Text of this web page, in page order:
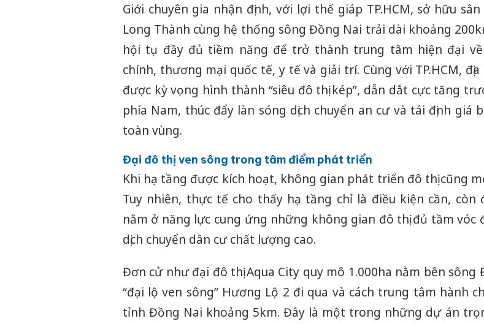
Giới chuyên gia nhận định, với lợi thế giáp TP.HCM, sở hữu
Long Thành cùng hệ thống sông Đồng Nai trải dài khoảng
hội tụ đầy đủ tiềm năng để trở thành trung tâm hiện đại
chính, thương mại quốc tế, y tế và giải trí. Cùng với TP.HCM,
được kỳ vọng hình thành “siêu đô thị kép”, dẫn dắt cực tăng
phía Nam, thúc đẩy làn sóng dịch chuyển an cư và tái định giá
toàn vùng.
Đại đô thị ven sông trong tâm điểm phát triển
Khi hạ tầng được kích hoạt, không gian phát triển đô thị cũng
Tuy nhiên, thực tế cho thấy hạ tầng chỉ là điều kiện cần, còn
nằm ở năng lực cung ứng những không gian đô thị đủ tầm vóc
dịch chuyển dân cư chất lượng cao.
Đơn cử như đại đô thị Aqua City quy mô 1.000ha nằm bên sông
“đại lộ ven sông” Hương Lộ 2 đi qua và cách trung tâm hành
tỉnh Đồng Nai khoảng 5km. Đây là một trong những dự án